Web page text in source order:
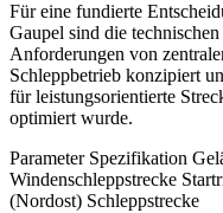
Für eine fundierte
Gaupel sind die
Anforderungen von
Schleppbetrieb konzipiert
für leistungsorientierte
optimiert wurde.
Parameter Spezifikation
Windenschleppstrecke
(Nordost) Schleppstrecke